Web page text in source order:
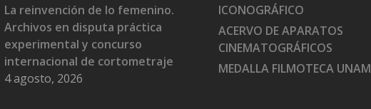
La reinvención de lo femenino.
Archivos en disputa práctica
experimental y concurso
internacional de cortometraje
4 agosto, 2026
ICONOGRÁFICO
ACERVO DE APARATOS
CINEMATOGRÁFICOS
MEDALLA FILMOTECA UNAM